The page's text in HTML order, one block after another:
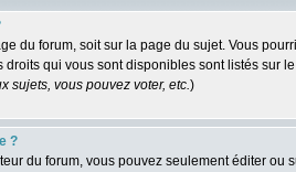
du forum, soit sur la page du sujet. Vous
qui vous sont disponibles sont listés sur
sujets, vous pouvez voter, etc.)
?
du forum, vous pouvez seulement éditer ou